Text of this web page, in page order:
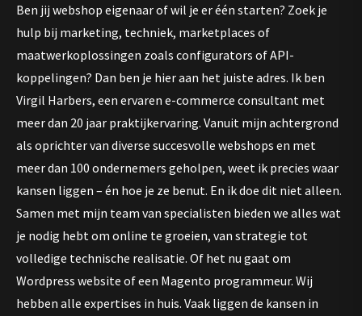
Ben jij webshop eigenaar of wil je er één starten? Zoek je
hulp bij marketing, techniek, marketplaces of
maatwerkoplossingen zoals configurators of API-
koppelingen? Dan ben je hier aan het juiste adres. Ik ben
Virgil Harbers, een ervaren e-commerce consultant met
meer dan 20 jaar praktijkervaring. Vanuit mijn achtergrond
als oprichter van diverse succesvolle webshops en met
meer dan 100 ondernemers geholpen, weet ik precies waar
kansen liggen – én hoe je ze benut. En ik doe dit niet alleen.
Samen met mijn team van specialisten bieden we alles wat
je nodig hebt om online te groeien, van strategie tot
volledige technische realisatie. Of het nu gaat om
Wordpress website of een Magento programmeur. Wij
hebben alle expertises in huis. Vaak liggen de kansen in